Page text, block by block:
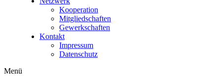
Kooperation
Mitgliedschaften
Gewerkschaften
Kontakt
Impressum
Datenschutz
Menü